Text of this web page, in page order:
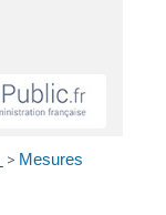
> Mesures